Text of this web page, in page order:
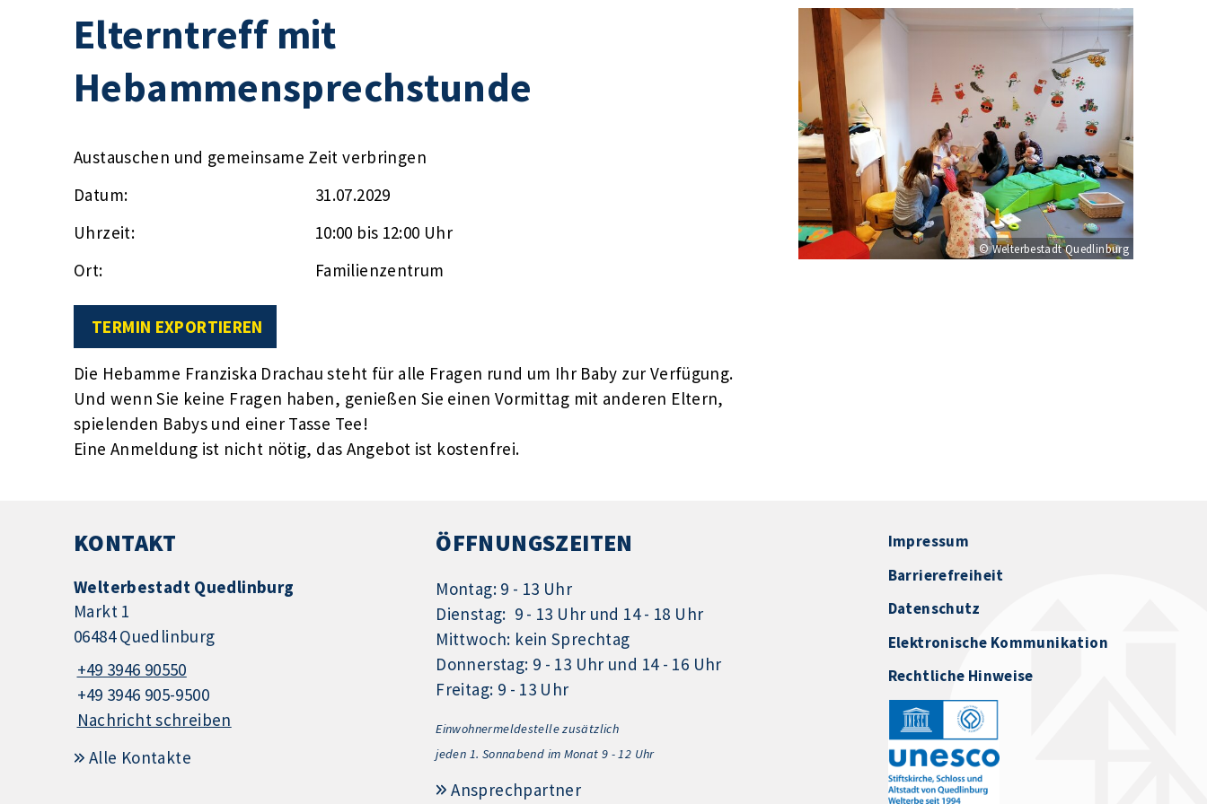
Elterntreff mit
Hebammensprechstunde
Austauschen und gemeinsame Zeit verbringen
Datum:
31.07.2029
Uhrzeit:
10:00 bis 12:00 Uhr
Ort:
Familienzentrum
TERMIN EXPORTIEREN
Die Hebamme Franziska Drachau steht für alle Fragen rund um Ihr Baby zur Verfügung.
Und wenn Sie keine Fragen haben, genießen Sie einen Vormittag mit anderen Eltern,
spielenden Babys und einer Tasse Tee!
Eine Anmeldung ist nicht nötig, das Angebot ist kostenfrei.
© Welterbestadt Quedlinburg
KONTAKT
Welterbestadt Quedlinburg
Markt 1
06484 Quedlinburg
+49 3946 90550
+49 3946 905-9500
Nachricht schreiben
Alle Kontakte
ÖFFNUNGSZEITEN
Montag: 9 - 13 Uhr
Dienstag: 9 - 13 Uhr und 14 - 18 Uhr
Mittwoch: kein Sprechtag
Donnerstag: 9 - 13 Uhr und 14 - 16 Uhr
Freitag: 9 - 13 Uhr
Einwohnermeldestelle zusätzlich
jeden 1. Sonnabend im Monat 9 - 12 Uhr
Ansprechpartner
Impressum
Barrierefreiheit
Datenschutz
Elektronische Kommunikation
Rechtliche Hinweise